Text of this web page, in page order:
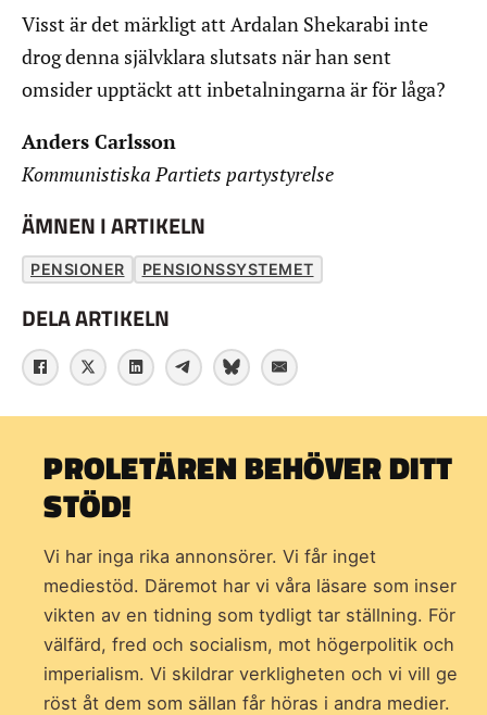
Visst är det märkligt att Ardalan Shekarabi inte
drog denna självklara slutsats när han sent
omsider upptäckt att inbetalningarna är för låga?
Anders Carlsson
Kommunistiska Partiets partystyrelse
ÄMNEN I ARTIKELN
PENSIONER PENSIONSSYSTEMET
DELA ARTIKELN
PROLETÄREN BEHÖVER DITT
STÖD!
Vi har inga rika annonsörer. Vi får inget
mediestöd. Däremot har vi våra läsare som inser
vikten av en tidning som tydligt tar ställning. För
välfärd, fred och socialism, mot högerpolitik och
imperialism. Vi skildrar verkligheten och vi vill ge
röst åt dem som sällan får höras i andra medier.